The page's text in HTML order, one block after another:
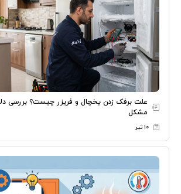
علت برفک زدن یخچال و فریزر چیست؟ بررسی
مشکل
۱۰ تیر